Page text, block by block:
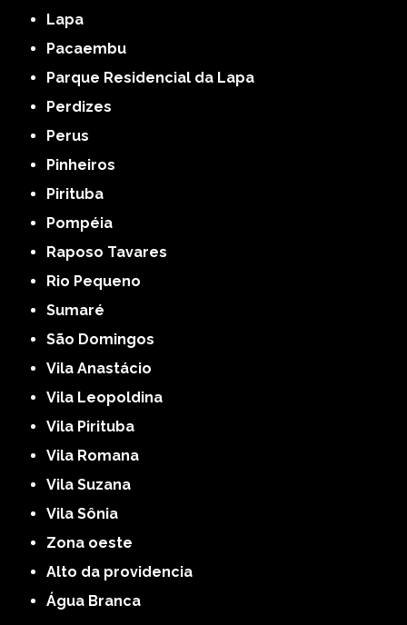
Lapa
Pacaembu
Parque Residencial da Lapa
Perdizes
Perus
Pinheiros
Pirituba
Pompéia
Raposo Tavares
Rio Pequeno
Sumaré
São Domingos
Vila Anastácio
Vila Leopoldina
Vila Pirituba
Vila Romana
Vila Suzana
Vila Sônia
Zona oeste
alto da providencia
Água Branca